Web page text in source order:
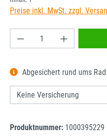
Preise inkl. MwSt. zzgl.
Produkt Anzahl: Gib
Abgesichert rund ums Rad:
Produktnummer: 1000395229